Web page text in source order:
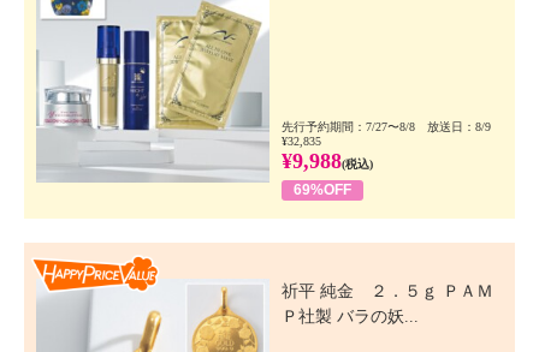
先行予約期間：7/27〜8/8 放送日：8/9
¥32,835
¥9,988(税込)
69%OFF
祈平 純金 ２．５ｇ ＰＡＭ
Ｐ社製 バラの妖...